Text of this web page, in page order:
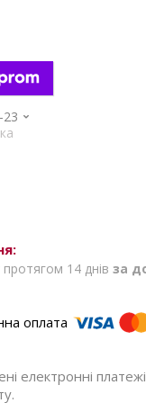
14 днів за
електронні